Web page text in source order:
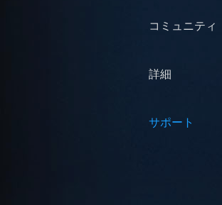
コミュニティ
詳細
サポート